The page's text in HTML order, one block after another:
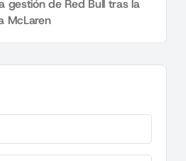
gestión de Red Bull tras la
McLaren